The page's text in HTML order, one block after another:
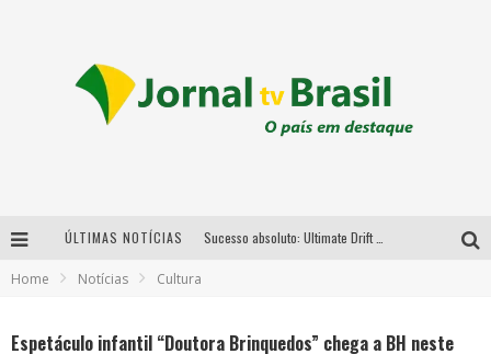
ÚLTIMAS NOTÍCIAS
Home Notícias Cultura
Espetáculo infantil “Doutora Brinquedos” chega a BH neste